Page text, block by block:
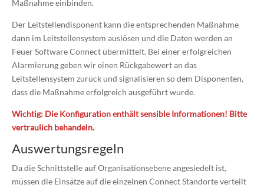
Maßnahme einbinden.
Der Leitstellendisponent kann die entsprechenden Maßnahme
dann im Leitstellensystem auslösen und die Daten werden an
Feuer Software Connect übermittelt. Bei einer erfolgreichen
Alarmierung geben wir einen Rückgabewert an das
Leitstellensystem zurück und signalisieren so dem Disponenten,
dass die Maßnahme erfolgreich ausgeführt wurde.
Wichtig: Die Konfiguration enthält sensible Informationen! Bitte
vertraulich behandeln.
Auswertungsregeln
Da die Schnittstelle auf Organisationsebene angesiedelt ist,
müssen die Einsätze auf die einzelnen Connect Standorte verteilt